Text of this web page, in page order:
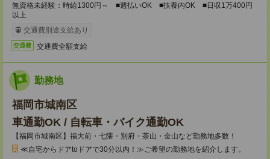
無資格未経験：時給1300円～ ■週払いOK ■扶養内OK ■日収1万400円
以上
交通費別途支給あり
交通費 交通費全額支給
勤務地
福岡市城南区
車通勤OK / 自転車・バイク通勤OK
【福岡市城南区】福大前・七隈・別府・茶山・金山など勤務地多数！
≪自宅からドアtoドアで30分以内！≫ご希望の勤務地を紹介します。